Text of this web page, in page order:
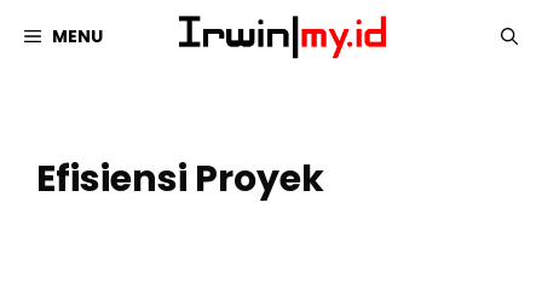
MENU
Efisiensi Proyek